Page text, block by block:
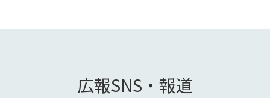
広報SNS・報道